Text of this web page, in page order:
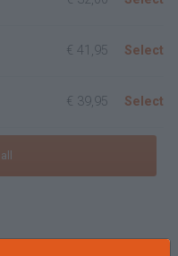
€ 41,95 Select
€ 39,95 Select